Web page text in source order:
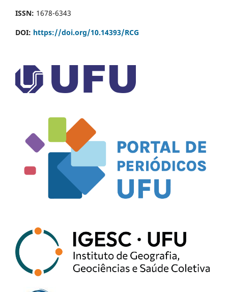
ISSN: 1678-6343
DOI: https://doi.org/10.14393/RCG